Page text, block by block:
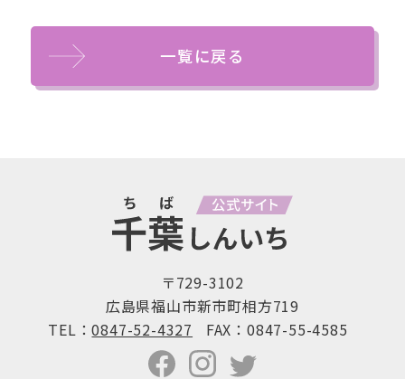
一覧に戻る
〒729-3102
広島県福山市新市町相方719
TEL：0847-52-4327 FAX：0847-55-4585